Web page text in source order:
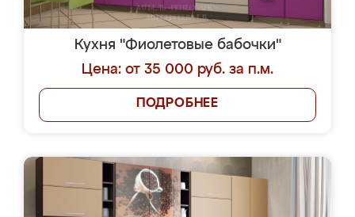
Кухня "Фиолетовые бабочки"
Цена: от 35 000 руб. за п.м.
ПОДРОБНЕЕ